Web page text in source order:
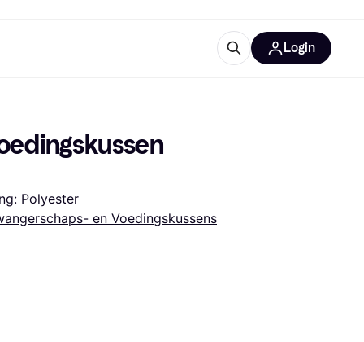
Login
Polyester
en Voedingskussens